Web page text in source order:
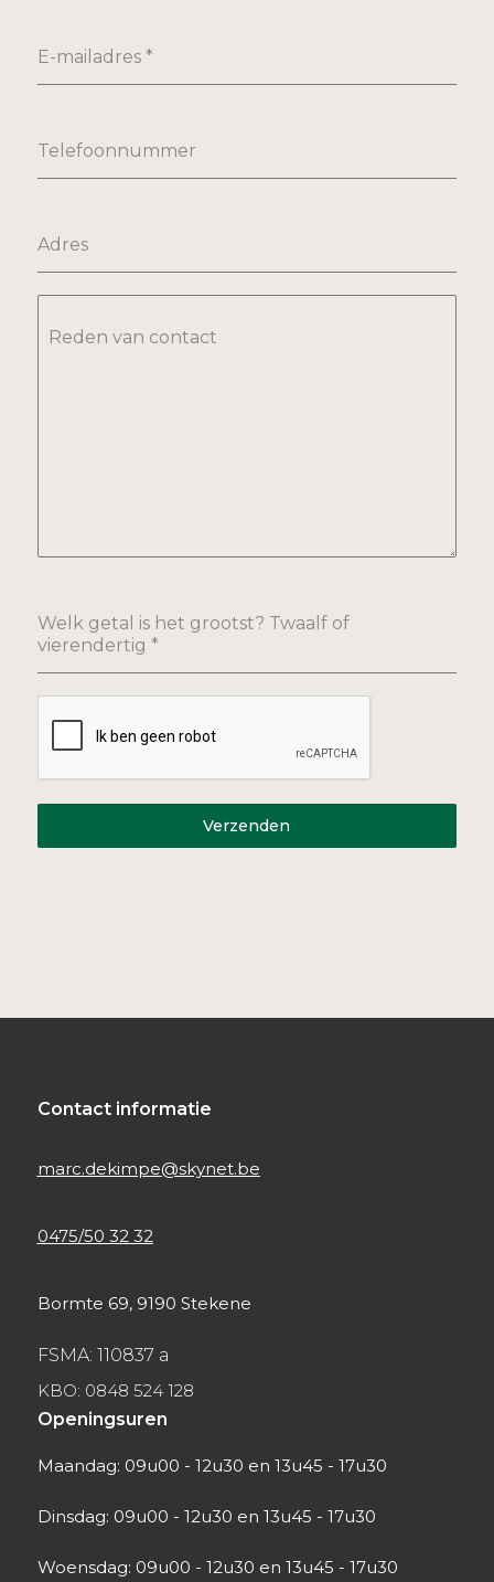
E-mailadres *
Telefoonnummer
Adres
Reden van contact
Welk getal is het grootst? Twaalf of
vierendertig *
Verzenden
Contact informatie
marc.dekimpe@skynet.be
0475/50 32 32
Bormte 69, 9190 Stekene
FSMA: 110837 a
KBO: 0848 524 128
Openingsuren
Maandag: 09u00 - 12u30 en 13u45 - 17u30
Dinsdag: 09u00 - 12u30 en 13u45 - 17u30
Woensdag: 09u00 - 12u30 en 13u45 - 17u30